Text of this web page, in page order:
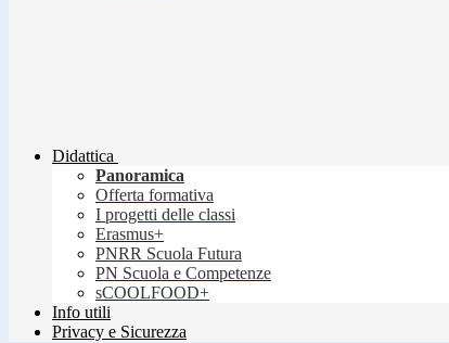
Didattica
Panoramica
Offerta formativa
I progetti delle classi
Erasmus+
PNRR Scuola Futura
PN Scuola e Competenze
sCOOLFOOD+
Info utili
Privacy e Sicurezza